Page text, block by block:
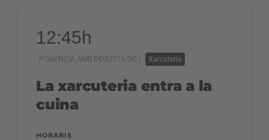
12:45h
PONÈNCIA AMB DEGUSTACIÓ | Xarcuteria
La xarcuteria entra a la
cuina
HORARIS